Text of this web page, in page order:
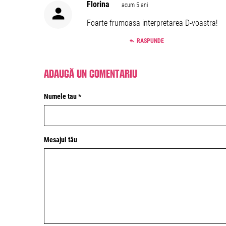
Florina acum 5 ani
Foarte frumoasa interpretarea D-voastra!
RASPUNDE
Adaugă un comentariu
Numele tau *
Mesajul tău